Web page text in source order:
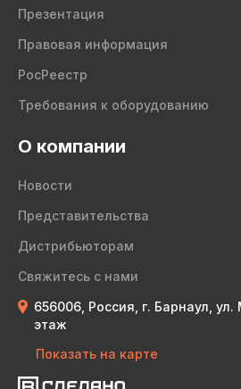
Презентация
Правовая информация
РосРеестр
Требования к оборудованию
О компании
Новости
Представительства
Дистрибьюторам
Свяжитесь с нами
656006, Россия, г. Барнаул,
этаж
Показать на карте